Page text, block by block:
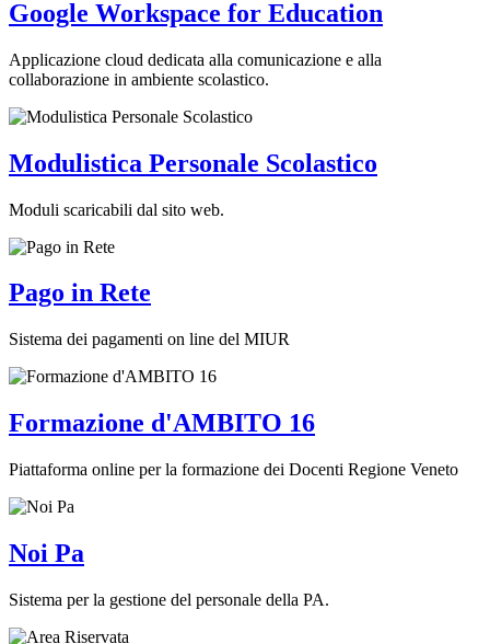
Google Workspace for Education
Applicazione cloud dedicata alla comunicazione e alla
collaborazione in ambiente scolastico.
Modulistica Personale Scolastico
Moduli scaricabili dal sito web.
Pago in Rete
Sistema dei pagamenti on line del MIUR
Formazione d'AMBITO 16
Piattaforma online per la formazione dei Docenti Regione Veneto
Noi Pa
Sistema per la gestione del personale della PA.